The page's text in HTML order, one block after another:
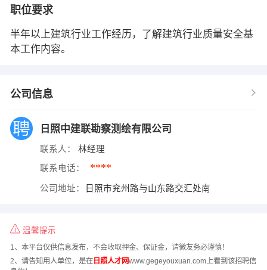
职位要求
半年以上建筑行业工作经历，了解建筑行业质量安全基
本工作内容。
公司信息
日照中建联勘察测绘有限公司
联系人： 林经理
联系电话： ****
公司地址： 日照市兖州路与山东路交汇处南
温馨提示
1、本平台仅供信息发布，不会收取押金、保证金，请微友务必谨慎！
2、请告知用人单位，是在日照人才网www.gegeyouxuan.com上看到该招聘信